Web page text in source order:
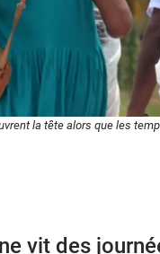
la tête alors que les
vit des